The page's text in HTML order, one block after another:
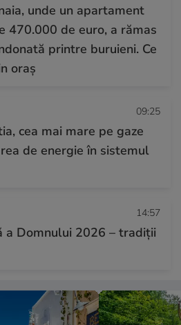
unde un apartament
470.000 de euro, a rămas
printre buruieni. Ce
oraș
09:25
cea mai mare pe gaze
de energie în sistemul
14:57
a Domnului 2026 – tradiții